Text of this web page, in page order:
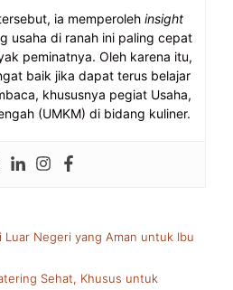
ia memperoleh insight
usaha di ranah ini paling cepat
peminatnya. Oleh karena itu,
baik jika dapat terus belajar
khususnya pegiat Usaha,
(UMKM) di bidang kuliner.
Luar Negeri yang Aman untuk Ibu
Sehat, Khusus untuk